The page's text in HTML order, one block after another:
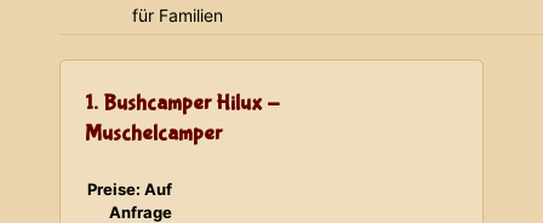
für Familien
1. Bushcamper Hilux -
Muschelcamper
Preise: Auf
Anfrage